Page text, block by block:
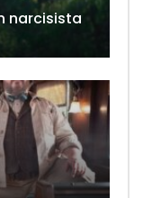
narcisista